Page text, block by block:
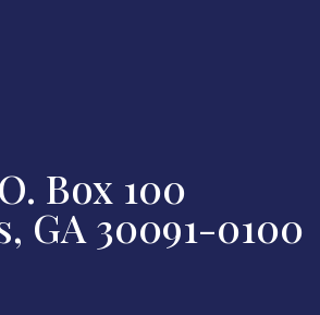
Box 100
GA 30091-0100